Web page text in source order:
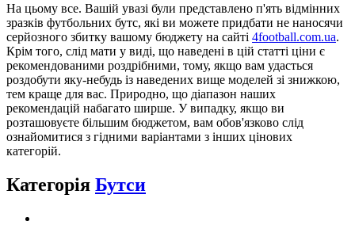
На цьому все. Вашій увазі були представлено п'ять відмінних
зразків футбольних бутс, які ви можете придбати не наносячи
серйозного збитку вашому бюджету на сайті 4football.com.ua.
Крім того, слід мати у виді, що наведені в цій статті ціни є
рекомендованими роздрібними, тому, якщо вам удасться
роздобути яку-небудь із наведених вище моделей зі знижкою,
тем краще для вас. Природно, що діапазон наших
рекомендацій набагато ширше. У випадку, якщо ви
розташовуєте більшим бюджетом, вам обов'язково слід
ознайомитися з гідними варіантами з інших цінових
категорій.
Категорія Бутси